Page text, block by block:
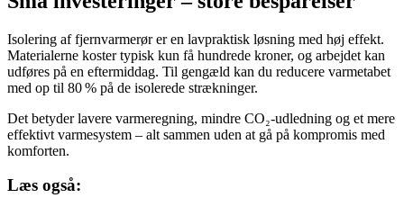
Isolering af fjernvarmerør er en lavpraktisk løsning med høj effekt.
Materialerne koster typisk kun få hundrede kroner, og arbejdet kan
udføres på en eftermiddag. Til gengæld kan du reducere varmetabet
med op til 80 % på de isolerede strækninger.
Det betyder lavere varmeregning, mindre CO₂-udledning og et mere
effektivt varmesystem – alt sammen uden at gå på kompromis med
komforten.
Læs også: